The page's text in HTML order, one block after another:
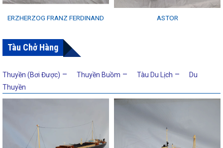
ERZHERZOG FRANZ FERDINAND ASTOR
Tàu Chở Hàng
Thuyền (Bơi Được) – Thuyền Buồm – Tàu Du Lịch –
Du
Thuyền